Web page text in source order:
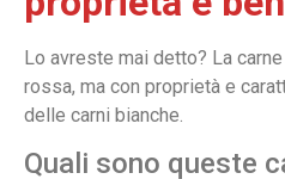
Lo avreste mai detto? La
rossa, ma con proprietà e
delle carni bianche.
Quali sono queste